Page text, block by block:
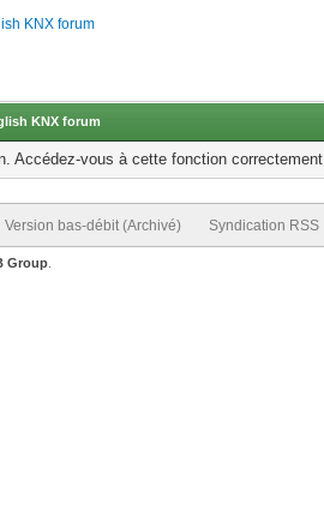
KNX forum
KNX forum
Accédez-vous à cette fonction
Version bas-débit (Archivé) Syndication RSS
Group